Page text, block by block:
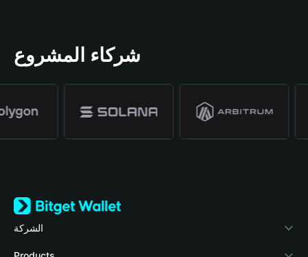
شركاء المشروع
الشركة